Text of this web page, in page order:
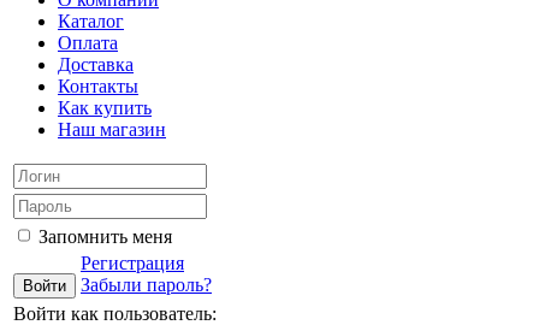
Каталог
Оплата
Доставка
Контакты
Как купить
Наш магазин
Запомнить меня
Регистрация
Забыли пароль?
Войти как пользователь: